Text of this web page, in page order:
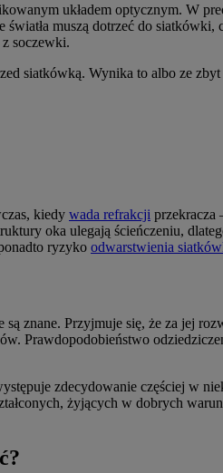
układem optycznym. W
muszą dotrzeć do
z soczewki.
siatkówką. Wynika to albo ze
kiedy wada refrakcji przekracza
oka ulegają ścieńczeniu,
ryzyko odwarstwienia
znane. Przyjmuje się, że za jej
Prawdopodobieństwo
zdecydowanie częściej w
żyjących w dobrych